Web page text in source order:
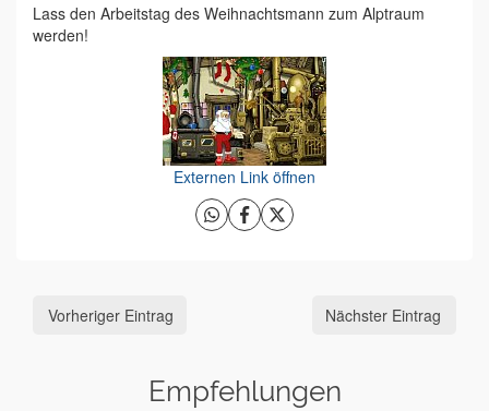
Lass den Arbeitstag des Weihnachtsmann zum Alptraum
werden!
Externen Link öffnen
Vorheriger Eintrag Nächster Eintrag
Empfehlungen